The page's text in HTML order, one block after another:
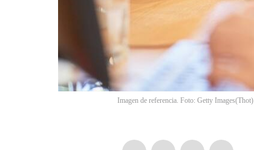
Imagen de referencia. Foto: Getty Images(Thot)